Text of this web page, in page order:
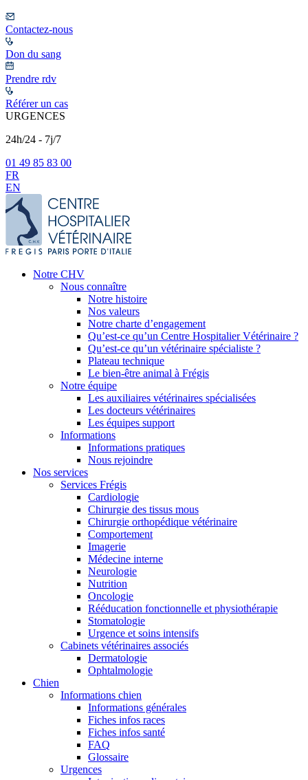
Contactez-nous
Don du sang
Prendre rdv
Référer un cas
URGENCES
24h/24 - 7j/7
01 49 85 83 00
FR
EN
Notre CHV
Nous connaître
Notre histoire
Nos valeurs
Notre charte d’engagement
Qu’est-ce qu’un Centre Hospitalier Vétérinaire ?
Qu’est-ce qu’un vétérinaire spécialiste ?
Plateau technique
Le bien-être animal à Frégis
Notre équipe
Les auxiliaires vétérinaires spécialisées
Les docteurs vétérinaires
Les équipes support
Informations
Informations pratiques
Nous rejoindre
Nos services
Services Frégis
Cardiologie
Chirurgie des tissus mous
Chirurgie orthopédique vétérinaire
Comportement
Imagerie
Médecine interne
Neurologie
Nutrition
Oncologie
Rééducation fonctionnelle et physiothérapie
Stomatologie
Urgence et soins intensifs
Cabinets vétérinaires associés
Dermatologie
Ophtalmologie
Chien
Informations chien
Informations générales
Fiches infos races
Fiches infos santé
FAQ
Glossaire
Urgences